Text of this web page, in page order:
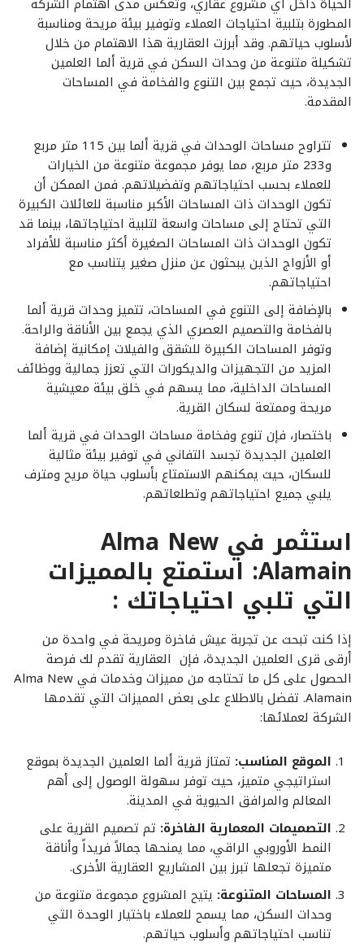
المطورة بتلبية احتياجات العملاء وتوفير بيئة مريحة ومناسبة
لأسلوب حياتهم. وقد أبرزت العقارية هذا الاهتمام من خلال
تشكيلة متنوعة من وحدات السكن في قرية ألما العلمين
الجديدة، حيث تجمع بين التنوع والفخامة في المساحات
المقدمة.
تتراوح مساحات الوحدات في قرية ألما بين 115 متر مربع
و233 متر مربع، مما يوفر مجموعة متنوعة من الخيارات
للعملاء بحسب احتياجاتهم وتفضيلاتهم. فمن الممكن أن
تكون الوحدات ذات المساحات الأكبر مناسبة للعائلات الكبيرة
التي تحتاج إلى مساحات واسعة لتلبية احتياجاتها، بينما قد
تكون الوحدات ذات المساحات الصغيرة أكثر مناسبة للأفراد
أو الأزواج الذين يبحثون عن منزل صغير يتناسب مع
احتياجاتهم.
بالإضافة إلى التنوع في المساحات، تتميز وحدات قرية ألما
بالفخامة والتصميم العصري الذي يجمع بين الأناقة والراحة.
وتوفر المساحات الكبيرة للشقق والفيلات إمكانية إضافة
المزيد من التجهيزات والديكورات التي تعزز جمالية ووظائف
المساحات الداخلية، مما يسهم في خلق بيئة معيشية
مريحة وممتعة لسكان القرية.
باختصار، فإن تنوع وفخامة مساحات الوحدات في قرية ألما
العلمين الجديدة تجسد التفاني في توفير بيئة مثالية
للسكان، حيث يمكنهم الاستمتاع بأسلوب حياة مريح ومترف
يلبي جميع احتياجاتهم وتطلعاتهم.
استثمر في Alma New
Alamain: استمتع بالمميزات
التي تلبي احتياجاتك :
إذا كنت تبحث عن تجربة عيش فاخرة ومريحة في واحدة من
أرقى قرى العلمين الجديدة، فإن العقارية تقدم لك فرصة
الحصول على كل ما تحتاجه من مميزات وخدمات في Alma New
Alamain. تفضل بالاطلاع على بعض المميزات التي تقدمها
الشركة لعملائها:
الموقع المناسب: تمتاز قرية ألما العلمين الجديدة بموقع
استراتيجي متميز، حيث توفر سهولة الوصول إلى أهم
المعالم والمرافق الحيوية في المدينة.
التصميمات المعمارية الفاخرة: تم تصميم القرية على
النمط الأوروبي الراقي، مما يمنحها جمالاً فريداً وأناقة
متميزة تجعلها تبرز بين المشاريع العقارية الأخرى.
المساحات المتنوعة: يتيح المشروع مجموعة متنوعة من
وحدات السكن، مما يسمح للعملاء باختيار الوحدة التي
تناسب احتياجاتهم وأسلوب حياتهم.